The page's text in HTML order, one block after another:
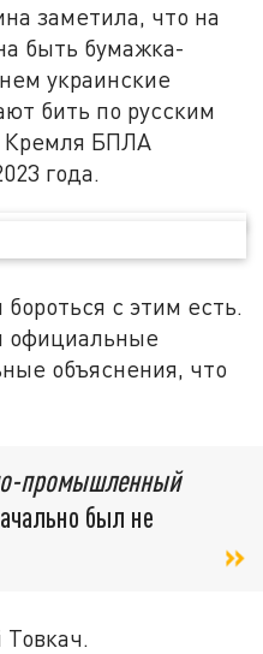
заметила, что на
быть бумажка-
украинские
бить по русским
Кремля БПЛА
года.
с этим есть.
официальные
объяснения, что
промышленный
был не
Товкач.